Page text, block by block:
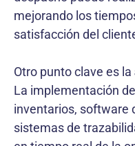
mejorando los
satisfacción del
Otro punto clave es la
La implementación
inventarios, software
sistemas de